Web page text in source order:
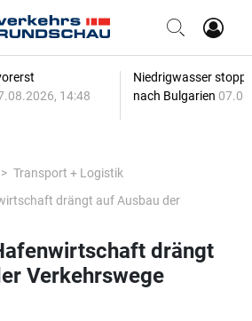
14:48
Niedrigwasser
nach Bulgarien
Transport + Logistik
drängt auf Ausbau der
drängt
Verkehrswege